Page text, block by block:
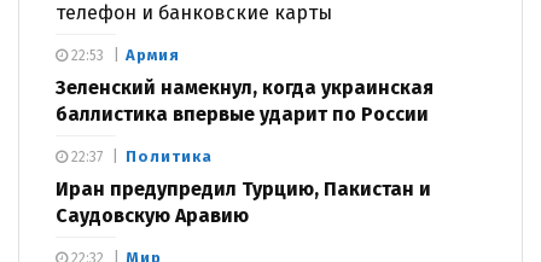
телефон и банковские карты
Армия
Зеленский намекнул, когда украинская
баллистика впервые ударит по России
22:53
Политика
Иран предупредил Турцию, Пакистан и
Саудовскую Аравию
22:37
Мир